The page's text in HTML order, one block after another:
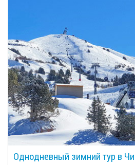
Однодневный зимний тур в